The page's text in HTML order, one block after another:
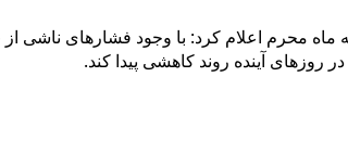
محرم اعلام کرد: با وجود فشارهای ناشی از
آینده روند کاهشی پیدا کند.